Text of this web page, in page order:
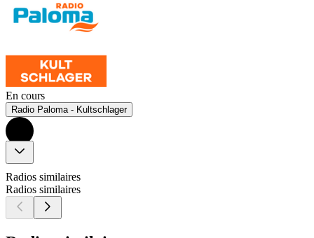
En cours
Radio Paloma - Kultschlager
Radios similaires
Radios similaires